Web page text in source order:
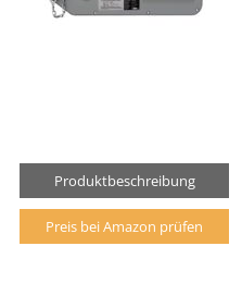
Produktbeschreibung
Preis bei Amazon prüfen